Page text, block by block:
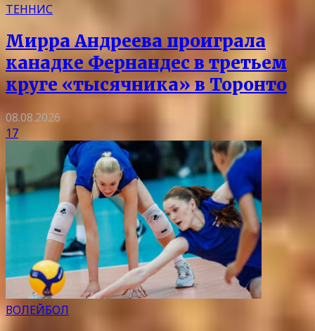
ТЕННИС
Мирра Андреева проиграла
канадке Фернандес в третьем
круге «тысячника» в Торонто
08.08.2026
17
ВОЛЕЙБОЛ